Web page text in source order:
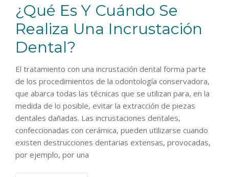
¿Qué Es Y Cuándo Se
Realiza Una Incrustación
Dental?
El tratamiento con una incrustación dental forma parte
de los procedimientos de la odontología conservadora,
que abarca todas las técnicas que se utilizan para, en la
medida de lo posible, evitar la extracción de piezas
dentales dañadas. Las incrustaciones dentales,
confeccionadas con cerámica, pueden utilizarse cuando
existen destrucciones dentarias extensas, provocadas,
por ejemplo, por una